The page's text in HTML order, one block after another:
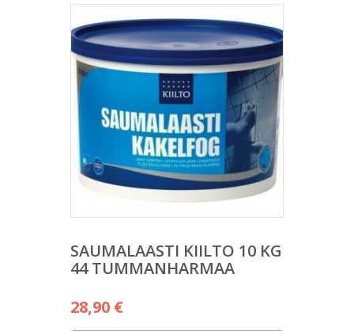
SAUMALAASTI KIILTO 10 KG
44 TUMMANHARMAA
28,90 €